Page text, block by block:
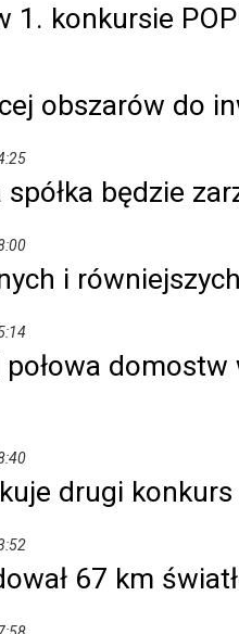
1. konkursie
obszarów do
będzie
i równiejszych
drugi
67 km